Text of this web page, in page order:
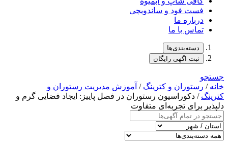
فست فود و ساندویچی
درباره ما
تماس با ما
دسته‌بندی‌ها
ثبت اگهی رایگان
جستجو
خانه / رستوران و کترینگ / آموزش مدیریت رستوران و
کترینگ / دکوراسیون رستوران در فصل پاییز: ایجاد فضایی گرم و
دلپذیر برای تجربه‌ای متفاوت